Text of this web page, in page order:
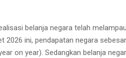
belanja negara telah
2026 ini, pendapatan negara
on year). Sedangkan belanja